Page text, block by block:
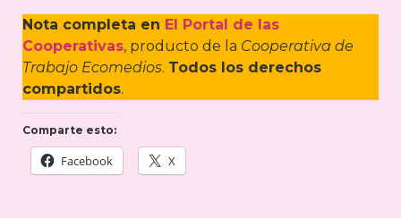
Nota completa en El Portal de las
Cooperativas, producto de la Cooperativa de
Trabajo Ecomedios. Todos los derechos
compartidos.
Comparte esto:
Facebook X